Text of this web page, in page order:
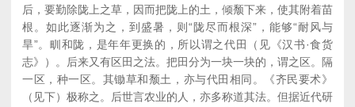
后，要勤除陇上之草，因而把陇上的土，倾颓下来，使其附着苗
根。如此逐渐为之，到盛暑，则“陇尽而根深”，能够“耐风与
旱”。甽和陇，是年年更换的，所以谓之代田（见《汉书·食货
志》）。后来又有区田之法。把田分为一块一块的，谓之区。隔
一区，种一区。其锄草和颓土，亦与代田相同。《齐民要术》
（见下）极称之。后世言农业的人，亦多称道其法。但据近代研